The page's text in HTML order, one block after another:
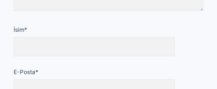
İsim*
E-Posta*